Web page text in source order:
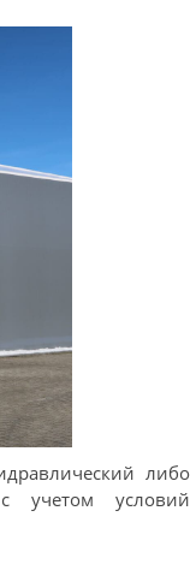
либо
учетом условий